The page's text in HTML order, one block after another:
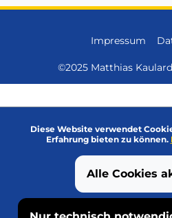
Impressum
©2025 Matthias
Diese Website verwendet
Erfahrung bieten zu können.
Alle Cookies